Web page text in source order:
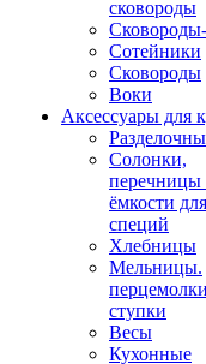
сковороды
Сотейники
Сковороды
Воки
Аксессуары для
Солонки,
перечницы
ёмкости для
специй
Хлебницы
Мельницы.
ступки
Весы
Кухонные